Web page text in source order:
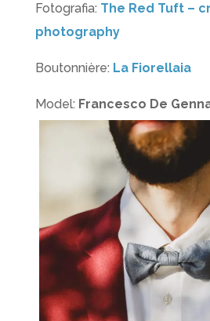
Fotografia: The Red Tuft –
photography
Boutonnière: La Fiorellaia
Model: Francesco De